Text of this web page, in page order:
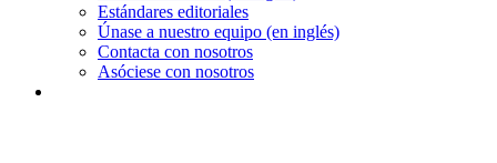
Estándares editoriales
Únase a nuestro equipo (en inglés)
Contacta con nosotros
Asóciese con nosotros